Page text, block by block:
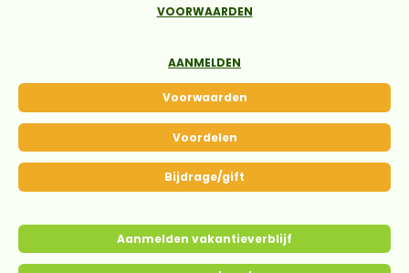
VOORWAARDEN
AANMELDEN
Voorwaarden
Voordelen
Bijdrage/gift
Aanmelden vakantieverblijf